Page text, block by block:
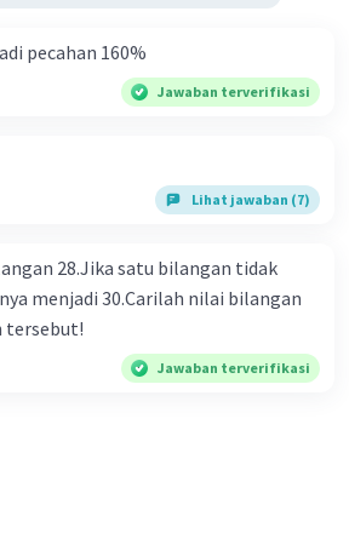
pecahan 160%
Jawaban terverifikasi
Lihat jawaban (7)
28.Jika satu bilangan tidak
menjadi 30.Carilah nilai bilangan
tersebut!
Jawaban terverifikasi